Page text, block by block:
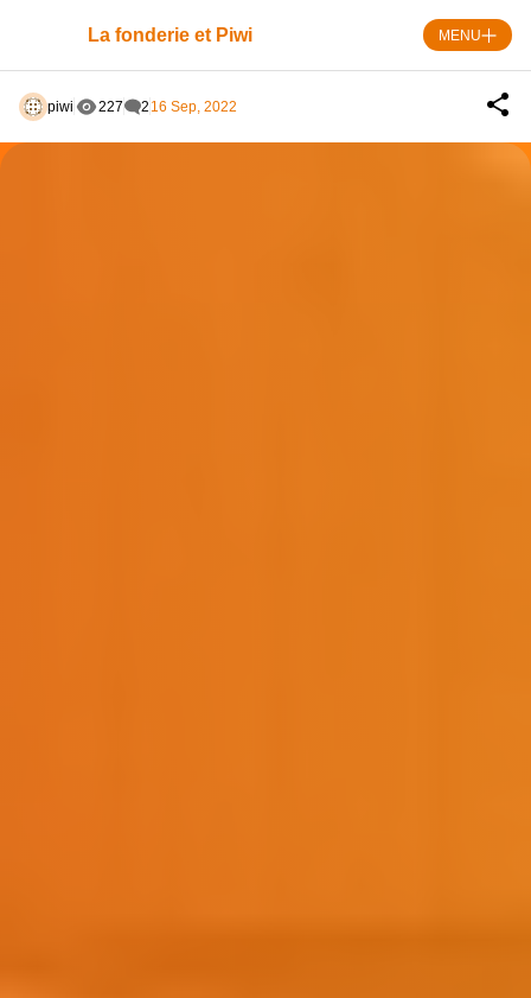
La fonderie et Piwi MENU
piwi 227 2 16 Sep, 2022